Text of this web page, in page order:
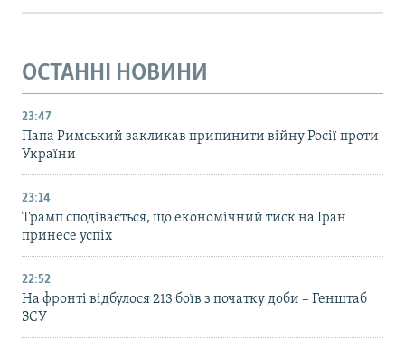
ОСТАННІ НОВИНИ
23:47
Папа Римський закликав припинити війну Росії проти
України
23:14
Трамп сподівається, що економічний тиск на Іран
принесе успіх
22:52
На фронті відбулося 213 боїв з початку доби – Генштаб
ЗСУ